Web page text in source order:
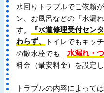
水回りトラブルでご依頼
ン、お風呂などの「水漏
す。
『水道修理受付セン
わらず、
トイレでもキッ
の散水栓でも、 水漏れ・
料金（最安料金）を設定し
トラブルの内容によって